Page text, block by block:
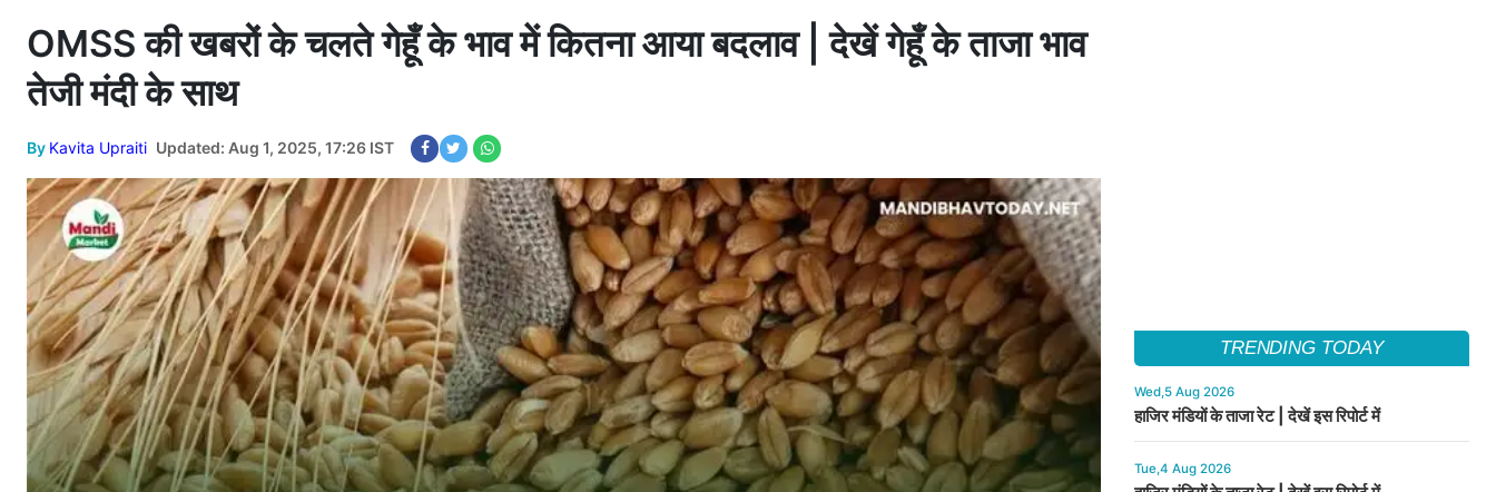
OMSS की खबरों के चलते गेहूँ के भाव में कितना आया बदलाव | देखें गेहूँ के ताजा भाव
तेजी मंदी के साथ
By Kavita Upraiti Updated: Aug 1, 2025, 17:26 IST
TRENDING TODAY
Wed,5 Aug 2026
हाजिर मंडियों के ताजा रेट | देखें इस रिपोर्ट में
Tue,4 Aug 2026